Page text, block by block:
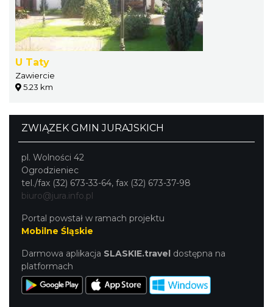
U Taty
Zawiercie
5.23 km
ZWIĄZEK GMIN JURAJSKICH
pl. Wolności 42
Ogrodzieniec
tel./fax (32) 673-33-64, fax (32) 673-37-98
biuro@jura.info.pl
Portal powstał w ramach projektu
Mobilne Śląskie
Darmowa aplikacja SLASKIE.travel dostępna na
platformach